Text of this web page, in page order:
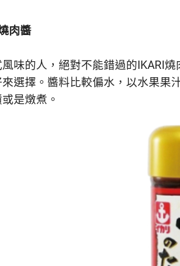
肉醬
味的人，絕對不能錯過的IKARI
來選擇。醬料比較偏水，以水果果
是燉煮。